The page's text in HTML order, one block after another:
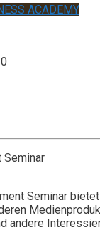
ACADEMY
0
Seminar
Seminar
andere